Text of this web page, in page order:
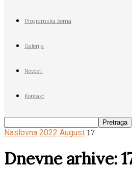
Programska šema
Galerija
Novosti
Kontakt
Naslovna 2022 August 17
Dnevne arhive: